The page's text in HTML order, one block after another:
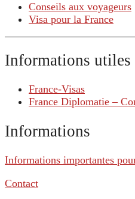
Conseils aux voyageurs
Visa pour la France
Informations utiles
France-Visas
France Diplomatie –
Informations
Informations importantes
Contact